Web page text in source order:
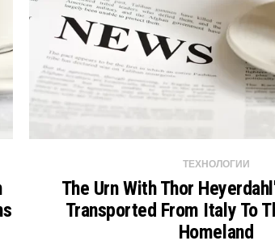
ТЕХНОЛОГИИ
The Urn With Thor
Transported From Italy To
Homeland